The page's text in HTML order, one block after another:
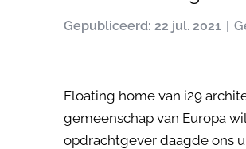
Gepubliceerd: 22 jul. 2021
Floating home van i29
gemeenschap van Europa
opdrachtgever daagde ons